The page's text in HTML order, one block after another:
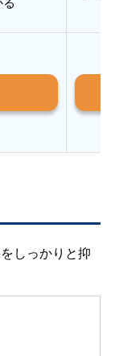
しっかりと抑